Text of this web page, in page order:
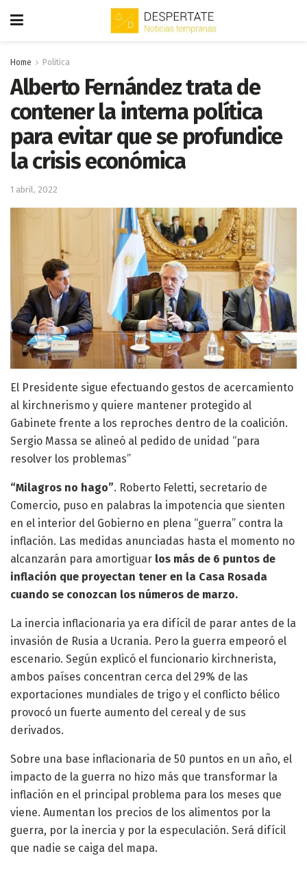
Home Politica
Alberto Fernández trata de
contener la interna política
para evitar que se profundice
la crisis económica
1 abril, 2022
El Presidente sigue efectuando gestos de acercamiento
al kirchnerismo y quiere mantener protegido al
Gabinete frente a los reproches dentro de la coalición.
Sergio Massa se alineó al pedido de unidad “para
resolver los problemas”
“Milagros no hago”. Roberto Feletti, secretario de
Comercio, puso en palabras la impotencia que sienten
en el interior del Gobierno en plena “guerra” contra la
inflación. Las medidas anunciadas hasta el momento no
alcanzarán para amortiguar los más de 6 puntos de
inflación que proyectan tener en la Casa Rosada
cuando se conozcan los números de marzo.
La inercia inflacionaria ya era difícil de parar antes de la
invasión de Rusia a Ucrania. Pero la guerra empeoró el
escenario. Según explicó el funcionario kirchnerista,
ambos países concentran cerca del 29% de las
exportaciones mundiales de trigo y el conflicto bélico
provocó un fuerte aumento del cereal y de sus
derivados.
Sobre una base inflacionaria de 50 puntos en un año, el
impacto de la guerra no hizo más que transformar la
inflación en el principal problema para los meses que
viene. Aumentan los precios de los alimentos por la
guerra, por la inercia y por la especulación. Será difícil
que nadie se caiga del mapa.